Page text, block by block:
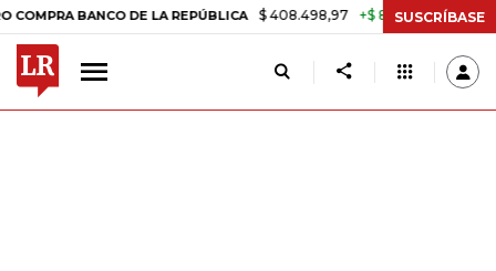
BANCO DE LA REPÚBLICA $ 408.498,97 +$ 8.753,81 +2,19%
SUSCRÍBASE